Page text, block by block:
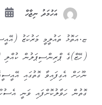
އަހުމަދު ނިޖާހް
ޏ.އަތޮޅު ތައުލީމީ މަރުކަޒު
(ހޭޒް)ގެ ޕްރިންސިޕަލުން ކުއްލި
ނޫހަށް އެގިފައިވާ ގޮތުގައި
ގޮތުން ހަވާލުކޮށްފައި ވަނީ